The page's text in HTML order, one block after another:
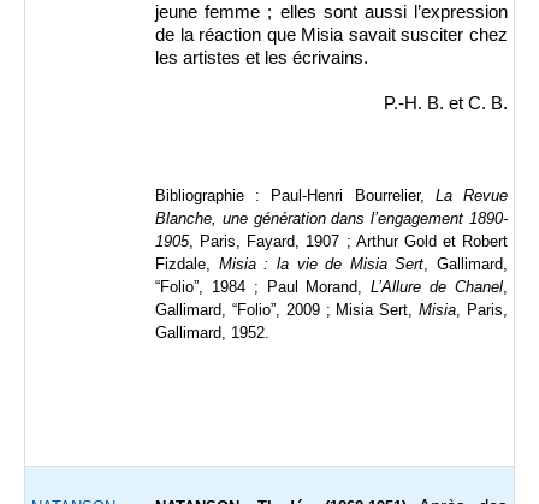
jeune femme ; elles sont aussi l’expression
de la réaction que Misia savait susciter chez
les artistes et les écrivains.
P.-H. B. et C. B.
Bibliographie : Paul-Henri Bourrelier, La Revue
Blanche, une génération dans l’engagement 1890-
1905, Paris, Fayard, 1907 ; Arthur Gold et Robert
Fizdale, Misia : la vie de Misia Sert, Gallimard,
“Folio”, 1984 ; Paul Morand,L’Allure de Chanel,
Gallimard, “Folio”, 2009 ; Misia Sert,Misia, Paris,
Gallimard, 1952.